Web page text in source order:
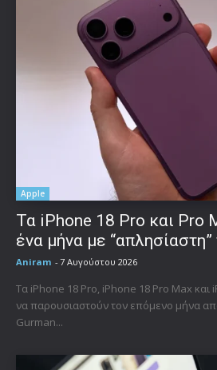
Apple
Τα iPhone 18 Pro και Pro
ένα μήνα με “απλησίαστη”
Aniram - 7 Αυγούστου 2026
Τα iPhone 18 Pro, iPhone 18 Pro Max και
να παρουσιαστούν τον επόμενο μήνα
Gurman...